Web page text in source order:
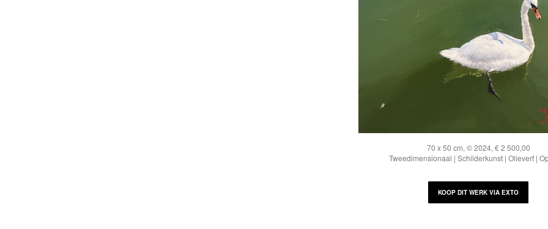
70 x 50 cm, © 2024, € 2 500,00
Tweedimensionaal | Schilderkunst | Olieverf |
KOOP DIT WERK VIA EXTO